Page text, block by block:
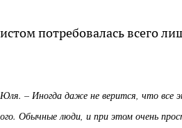
потребовалась всего
– Иногда даже не верится, что все
Обычные люди, и при этом очень